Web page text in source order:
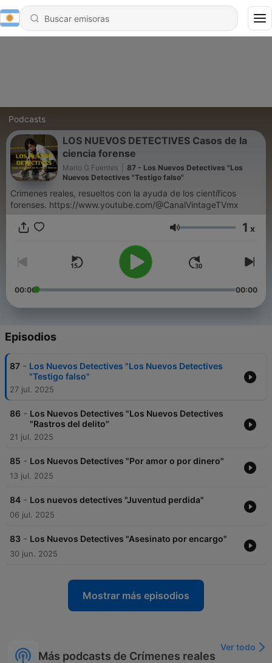
Podcasts
LOS NUEVOS DETECTIVES Casos de la
ciencia forense
Mario G Fuentes
87 - Los Nuevos Detectives "Los
Nuevos Detectives "Testigo falso"
Crimenes reales, resueltos con la ayuda de los científicos
forenses. https://www.youtube.com/@CanalVintageTVmx
Volumen 1 x
00:00 00:00
Episodios
87 - Los Nuevos Detectives "Los Nuevos Detectives
"Testigo falso"
27 jul. 2025
86 - Los Nuevos Detectives "Los Nuevos Detectives
"Rastros del delito"
21 jul. 2025
85 - Los Nuevos Detectives "Por amor o por dinero"
13 jul. 2025
84 - Los nuevos detectives "Juventud perdida"
06 jul. 2025
83 - Los Nuevos Detectives "Asesinato por encargo"
30 jun. 2025
Mostrar más episodios
Más podcasts de Crímenes reales
Ver todo